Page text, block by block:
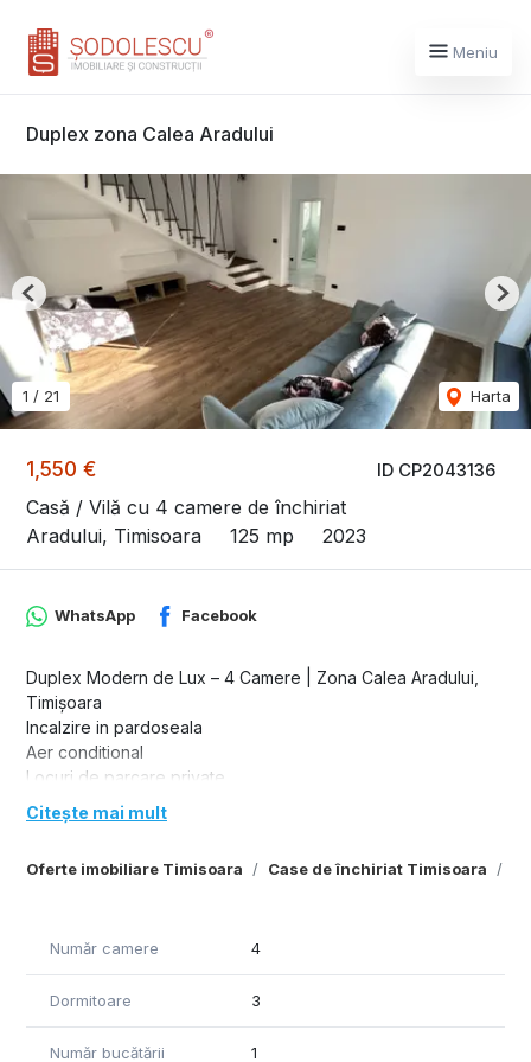
Meniu
Duplex zona Calea Aradului
ID CP2043136
1,550 €
Casă / Vilă cu 4 camere de închiriat
Aradului, Timisoara
125 mp 2023
1 / 21 Harta
Previous
Oferte imobiliare Timisoara Case de închiriat Timisoara
WhatsApp Facebook
Duplex Modern de Lux – 4 Camere | Zona Calea Aradului,
Timișoara
Incalzire in pardoseala
Aer conditional
Locuri de parcare private
Vă propunem spre închiriere o proprietate exclusivistă
Timișoara: Calea Aradului. Acest duplex modern, finalizat în
oferind confortul și intimitatea unei case pe care o doriți
pentru familia dumneavoastră.
Detalii Principale:
spațiul și lumina naturală)
Citește mai mult
Număr camere 4
Dormitoare 3
Număr bucătării 1